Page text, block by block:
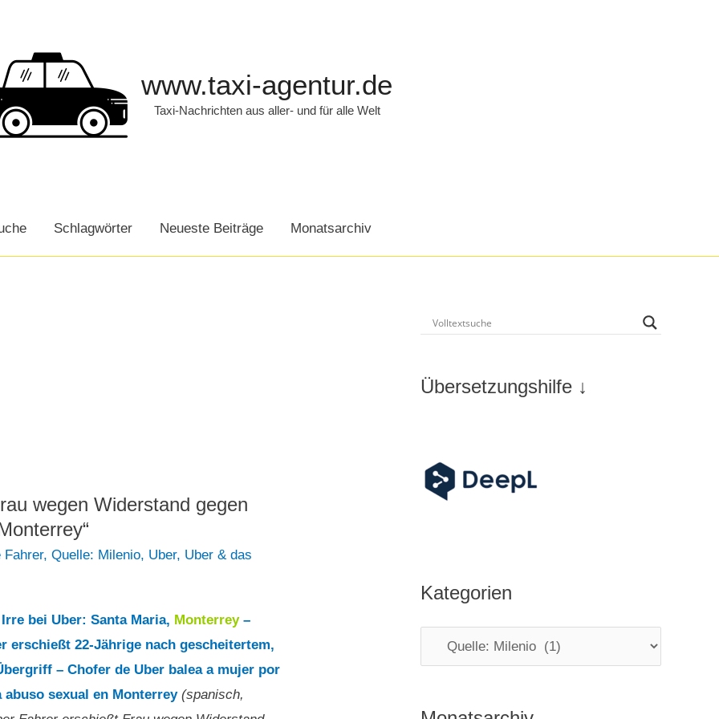
www.taxi-agentur.de
Taxi-Nachrichten aus aller- und für alle Welt
Schlagwörter Neueste Beiträge Monatsarchiv
wegen Widerstand gegen
Fahrer,Quelle: Milenio, Uber, Uber & das
Irre bei Uber: Santa Maria, Monterrey–
erschießt 22-Jährige nach gescheitertem,
– Chofer de Uber balea a mujer por
abuso sexual en Monterrey (spanisch,
Übersetzungshilfe ↓
Kategorien
a